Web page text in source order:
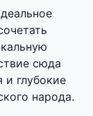
сюда
и глубокие
народа.